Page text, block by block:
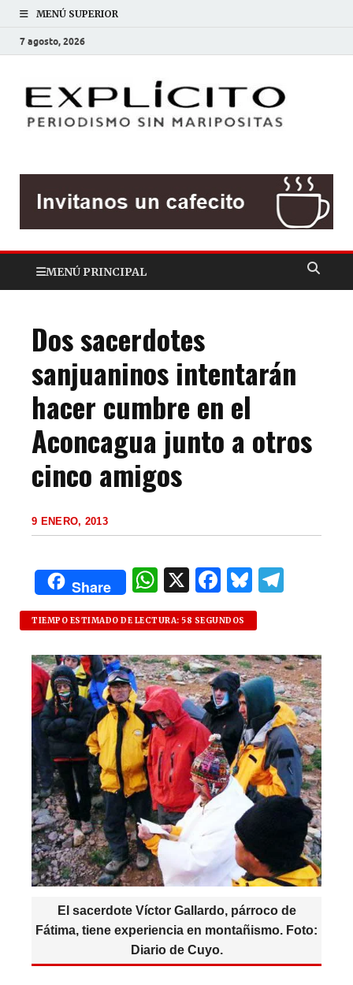
MENÚ SUPERIOR
7 agosto, 2026
MENÚ PRINCIPAL
Dos sacerdotes
sanjuaninos intentarán
hacer cumbre en el
Aconcagua junto a otros
cinco amigos
9 ENERO, 2013
Share
W
h
at
s
A
p
p
X F
a
c
e
b
o
o
k
B
lu
es
k
y
g
ra
m
TIEMPO ESTIMADO DE LECTURA: 58 SEGUNDOS
El sacerdote Víctor Gallardo, párroco de
Fátima, tiene experiencia en montañismo. Foto:
Diario de Cuyo.